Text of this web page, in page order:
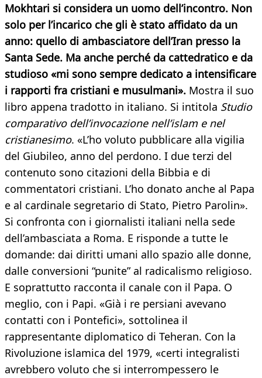
Mokhtari si considera un uomo dell’incontro. Non
solo per l’incarico che gli è stato affidato da un
anno: quello di ambasciatore dell’Iran presso la
Santa Sede. Ma anche perché da cattedratico e da
studioso «mi sono sempre dedicato a intensificare
i rapporti fra cristiani e musulmani». Mostra il suo
libro appena tradotto in italiano. Si intitola Studio
comparativo dell’invocazione nell’islam e nel
cristianesimo. «L’ho voluto pubblicare alla vigilia
del Giubileo, anno del perdono. I due terzi del
contenuto sono citazioni della Bibbia e di
commentatori cristiani. L’ho donato anche al Papa
e al cardinale segretario di Stato, Pietro Parolin».
Si confronta con i giornalisti italiani nella sede
dell’ambasciata a Roma. E risponde a tutte le
domande: dai diritti umani allo spazio alle donne,
dalle conversioni “punite” al radicalismo religioso.
E soprattutto racconta il canale con il Papa. O
meglio, con i Papi. «Già i re persiani avevano
contatti con i Pontefici», sottolinea il
rappresentante diplomatico di Teheran. Con la
Rivoluzione islamica del 1979, «certi integralisti
avrebbero voluto che si interrompessero le